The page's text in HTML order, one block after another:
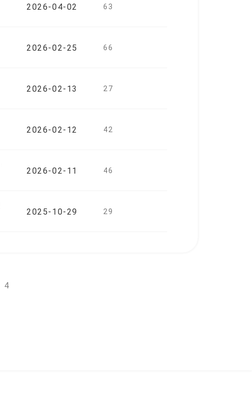
2026-04-02 63
2026-02-25 66
2026-02-13 27
2026-02-12 42
2026-02-11 46
2025-10-29 29
4